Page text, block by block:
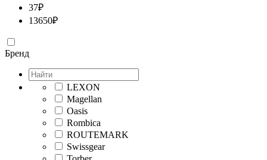
37₽
13650₽
Бренд
LEXON
Magellan
Oasis
Rombica
ROUTEMARK
Swissgear